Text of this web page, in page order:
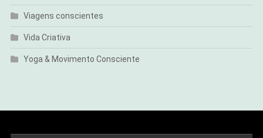
Viagens conscientes
Vida Criativa
Yoga & Movimento Consciente